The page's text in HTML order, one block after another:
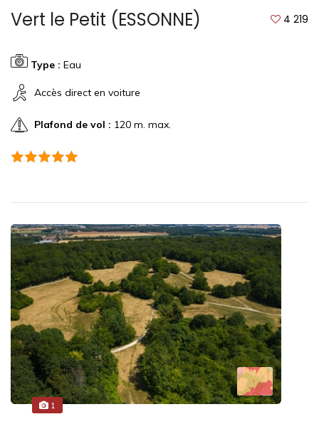
Vert le Petit (ESSONNE) 4 219
Type : Eau
Accès direct en voiture
Plafond de vol : 120 m. max.
1